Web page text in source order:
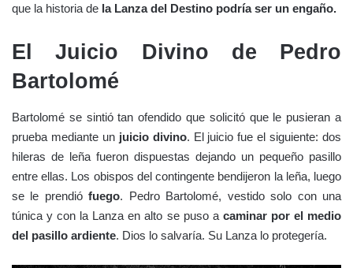
que la historia de la Lanza del Destino podría ser un engaño.
El Juicio Divino de Pedro
Bartolomé
Bartolomé se sintió tan ofendido que solicitó que le pusieran a
prueba mediante unjuicio divino. El juicio fue el siguiente: dos
hileras de leña fueron dispuestas dejando un pequeño pasillo
entre ellas. Los obispos del contingente bendijeron la leña, luego
se le prendiófuego. Pedro Bartolomé, vestido solo con una
túnica y con la Lanza en alto se puso a caminar por el medio
del pasillo ardiente. Dios lo salvaría. Su Lanza lo protegería.